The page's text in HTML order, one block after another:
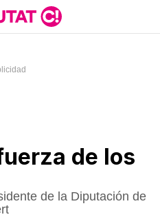
de los
de la Diputación de